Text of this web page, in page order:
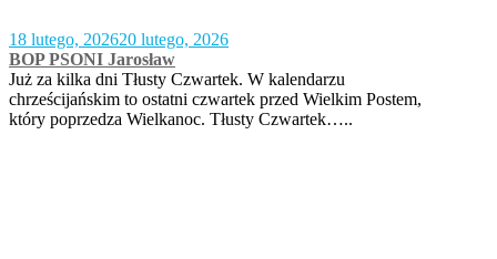
18 lutego, 202620 lutego, 2026
BOP PSONI Jarosław
Już za kilka dni Tłusty Czwartek. W kalendarzu
chrześcijańskim to ostatni czwartek przed Wielkim Postem,
który poprzedza Wielkanoc. Tłusty Czwartek…..